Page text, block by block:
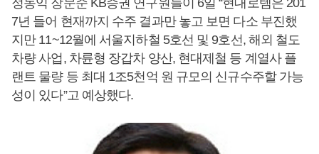
정동익 장문준 KB증권 연구원들이 6일 “현대로템은 201
7년 들어 현재까지 수주 결과만 놓고 보면 다소 부진했
지만 11~12월에 서울지하철 5호선 및 9호선, 해외 철도
차량 사업, 차륜형 장갑차 양산, 현대제철 등 계열사 플
랜트 물량 등 최대 1조5천억 원 규모의 신규수주할 가능
성이 있다”고 예상했다.